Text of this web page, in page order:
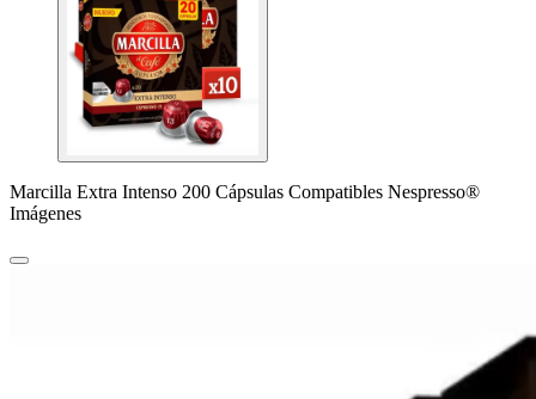
Marcilla Extra Intenso 200 Cápsulas Compatibles Nespresso®
Imágenes